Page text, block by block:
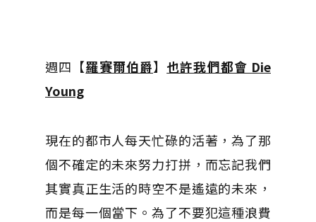
週四【羅賽爾伯爵】也許我們都會 Die
Young
現在的都市人每天忙碌的活著，為了那
個不確定的未來努力打拼，而忘記我們
其實真正生活的時空不是遙遠的未來，
而是每一個當下。為了不要犯這種浪費